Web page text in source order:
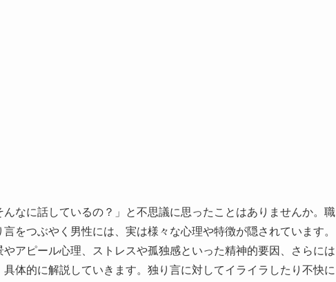
なに話しているの？」と不思議に思ったことはありませんか。職
をつぶやく男性には、実は様々な心理や特徴が隠されています。
アピール心理、ストレスや孤独感といった精神的要因、さらには
体的に解説していきます。独り言に対してイライラしたり不快に